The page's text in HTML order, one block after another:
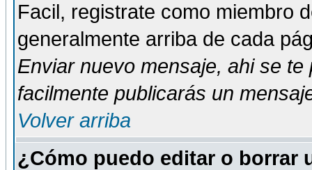
Facil, registrate como miembro
generalmente arriba de cada
Enviar nuevo mensaje, ahi se te
facilmente publicarás un
Volver arriba
¿Cómo puedo editar o borrar